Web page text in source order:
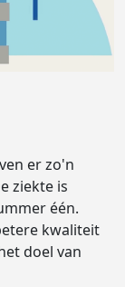
er zo'n
ziekte is
één.
kwaliteit
doel van